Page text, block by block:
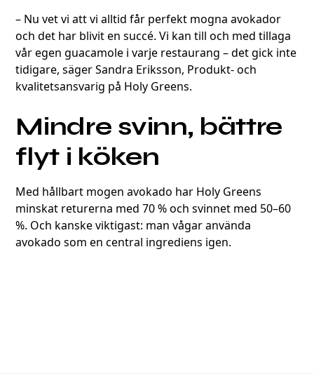
– Nu vet vi att vi alltid får perfekt mogna avokador
och det har blivit en succé. Vi kan till och med tillaga
vår egen guacamole i varje restaurang – det gick inte
tidigare, säger Sandra Eriksson, Produkt- och
kvalitetsansvarig på Holy Greens.
Mindre svinn, bättre
flyt i köken
Med hållbart mogen avokado har Holy Greens
minskat returerna med 70 % och svinnet med 50–60
%. Och kanske viktigast: man vågar använda
avokado som en central ingrediens igen.